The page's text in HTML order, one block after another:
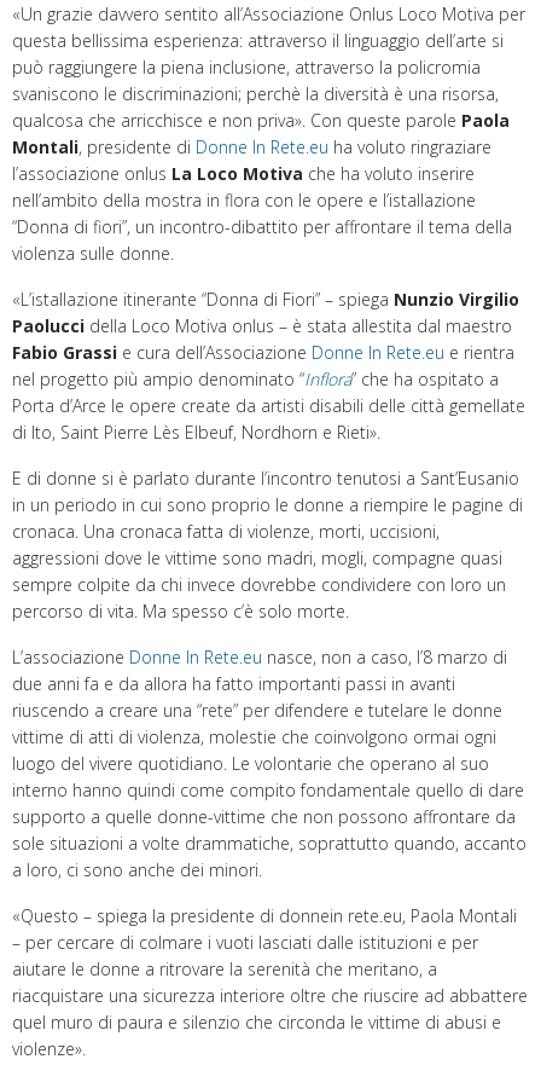
«Un grazie davvero sentito all’Associazione Onlus Loco Motiva per
questa bellissima esperienza: attraverso il linguaggio dell’arte si
può raggiungere la piena inclusione, attraverso la policromia
svaniscono le discriminazioni; perchè la diversità è una risorsa,
qualcosa che arricchisce e non priva». Con queste parole Paola
Montali, presidente di Donne In Rete.eu ha voluto ringraziare
l’associazione onlus La Loco Motiva che ha voluto inserire
nell’ambito della mostra in flora con le opere e l’istallazione
“Donna di fiori”, un incontro-dibattito per affrontare il tema della
violenza sulle donne.
«L’istallazione itinerante “Donna di Fiori” – spiega Nunzio Virgilio
Paolucci della Loco Motiva onlus – è stata allestita dal maestro
Fabio Grassi e cura dell’Associazione Donne In Rete.eu e rientra
nel progetto più ampio denominato “Inflora” che ha ospitato a
Porta d’Arce le opere create da artisti disabili delle città gemellate
di Ito, Saint Pierre Lès Elbeuf, Nordhorn e Rieti».
E di donne si è parlato durante l’incontro tenutosi a Sant’Eusanio
in un periodo in cui sono proprio le donne a riempire le pagine di
cronaca. Una cronaca fatta di violenze, morti, uccisioni,
aggressioni dove le vittime sono madri, mogli, compagne quasi
sempre colpite da chi invece dovrebbe condividere con loro un
percorso di vita. Ma spesso c’è solo morte.
L’associazione Donne In Rete.eu nasce, non a caso, l’8 marzo di
due anni fa e da allora ha fatto importanti passi in avanti
riuscendo a creare una “rete” per difendere e tutelare le donne
vittime di atti di violenza, molestie che coinvolgono ormai ogni
luogo del vivere quotidiano. Le volontarie che operano al suo
interno hanno quindi come compito fondamentale quello di dare
supporto a quelle donne-vittime che non possono affrontare da
sole situazioni a volte drammatiche, soprattutto quando, accanto
a loro, ci sono anche dei minori.
«Questo – spiega la presidente di donnein rete.eu, Paola Montali
– per cercare di colmare i vuoti lasciati dalle istituzioni e per
aiutare le donne a ritrovare la serenità che meritano, a
riacquistare una sicurezza interiore oltre che riuscire ad abbattere
quel muro di paura e silenzio che circonda le vittime di abusi e
violenze».